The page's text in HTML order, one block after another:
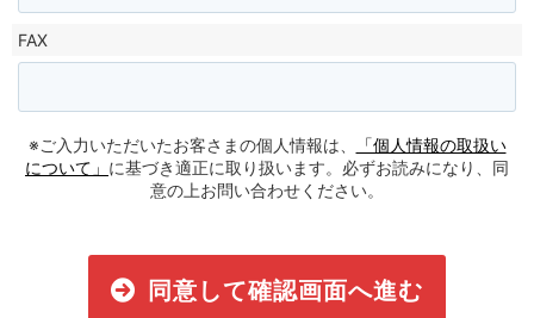
FAX
※ご入力いただいたお客さまの個人情報は、
「個人情報の取扱い
について」 に基づき適正に取り扱います。必ずお読みになり、同
意の上お問い合わせください。
同意して確認画面へ進む